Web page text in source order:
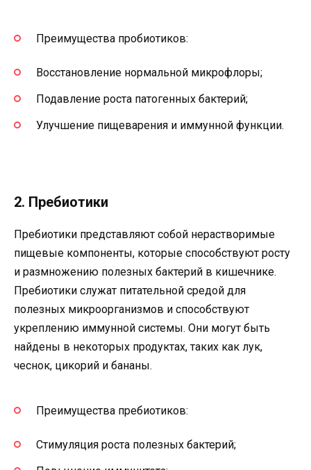
Преимущества пробиотиков:
Восстановление нормальной микрофлоры;
Подавление роста патогенных бактерий;
Улучшение пищеварения и иммунной функции.
2. Пребиотики
Пребиотики представляют собой нерастворимые
пищевые компоненты, которые способствуют росту
и размножению полезных бактерий в кишечнике.
Пребиотики служат питательной средой для
полезных микроорганизмов и способствуют
укреплению иммунной системы. Они могут быть
найдены в некоторых продуктах, таких как лук,
чеснок, цикорий и бананы.
Преимущества пребиотиков:
Стимуляция роста полезных бактерий;